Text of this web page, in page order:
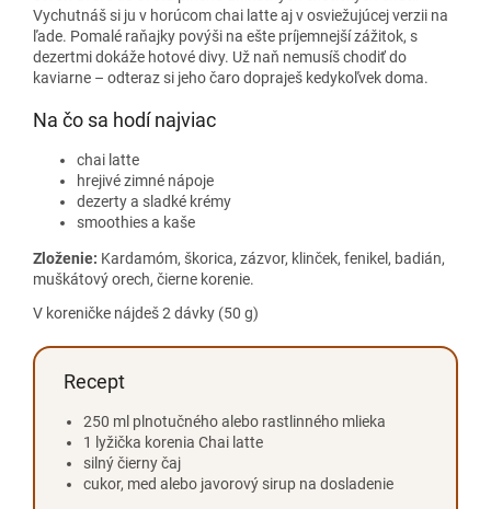
Vychutnáš si ju v horúcom chai latte aj v osviežujúcej verzii na
ľade. Pomalé raňajky povýši na ešte príjemnejší zážitok, s
dezertmi dokáže hotové divy. Už naň nemusíš chodiť do
kaviarne – odteraz si jeho čaro dopraješ kedykoľvek doma.
Na čo sa hodí najviac
chai latte
hrejivé zimné nápoje
dezerty a sladké krémy
smoothies a kaše
Zloženie: Kardamóm, škorica, zázvor, klinček, fenikel, badián,
muškátový orech, čierne korenie.
V koreničke nájdeš 2 dávky (50 g)
Recept
250 ml plnotučného alebo rastlinného mlieka
1 lyžička korenia Chai latte
silný čierny čaj
cukor, med alebo javorový sirup na dosladenie